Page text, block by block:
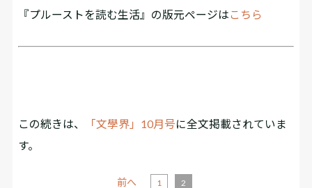
『プルーストを読む生活』の版元ページは こちら
この続きは、 「文學界」10月号に全文掲載されていま
す。
前へ 1 2